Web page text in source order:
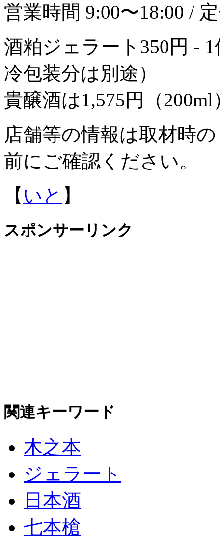
営業時間 9:00〜18:00 /
酒粕ジェラート350円 -
冷包装分は別途）
貴醸酒は1,575円（200ml
店舗等の情報は取材時
前にご確認ください。
【 いと 】
スポンサーリンク
関連キーワード
木之本
ジェラート
日本酒
七本槍